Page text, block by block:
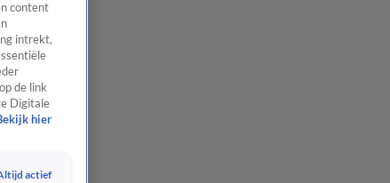
content
intrekt,
de link
Digitale
hier
actief